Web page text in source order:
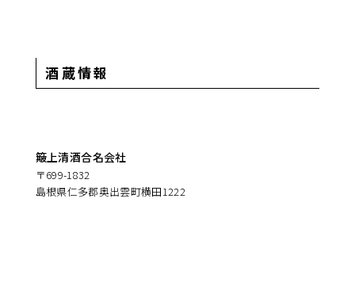
酒蔵情報
簸上清酒合名会社
〒699-1832
島根県仁多郡奥出雲町横田1222